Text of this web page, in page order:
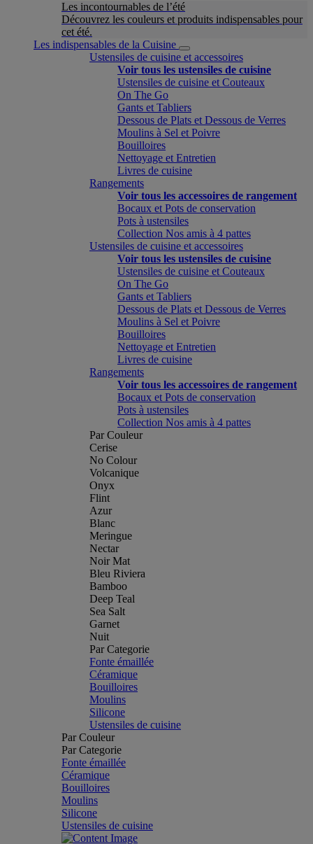
Les incontournables de l’été
Découvrez les couleurs et produits indispensables pour
cet été.
Les indispensables de la Cuisine
Ustensiles de cuisine et accessoires
Voir tous les ustensiles de cuisine
Ustensiles de cuisine et Couteaux
On The Go
Gants et Tabliers
Dessous de Plats et Dessous de Verres
Moulins à Sel et Poivre
Bouilloires
Nettoyage et Entretien
Livres de cuisine
Rangements
Voir tous les accessoires de rangement
Bocaux et Pots de conservation
Pots à ustensiles
Collection Nos amis à 4 pattes
Ustensiles de cuisine et accessoires
Voir tous les ustensiles de cuisine
Ustensiles de cuisine et Couteaux
On The Go
Gants et Tabliers
Dessous de Plats et Dessous de Verres
Moulins à Sel et Poivre
Bouilloires
Nettoyage et Entretien
Livres de cuisine
Rangements
Voir tous les accessoires de rangement
Bocaux et Pots de conservation
Pots à ustensiles
Collection Nos amis à 4 pattes
Par Couleur
Cerise
No Colour
Volcanique
Onyx
Flint
Azur
Blanc
Meringue
Nectar
Noir Mat
Bleu Riviera
Bamboo
Deep Teal
Sea Salt
Garnet
Nuit
Par Categorie
Fonte émaillée
Céramique
Bouilloires
Moulins
Silicone
Ustensiles de cuisine
Par Couleur
Par Categorie
Fonte émaillée
Céramique
Bouilloires
Moulins
Silicone
Ustensiles de cuisine